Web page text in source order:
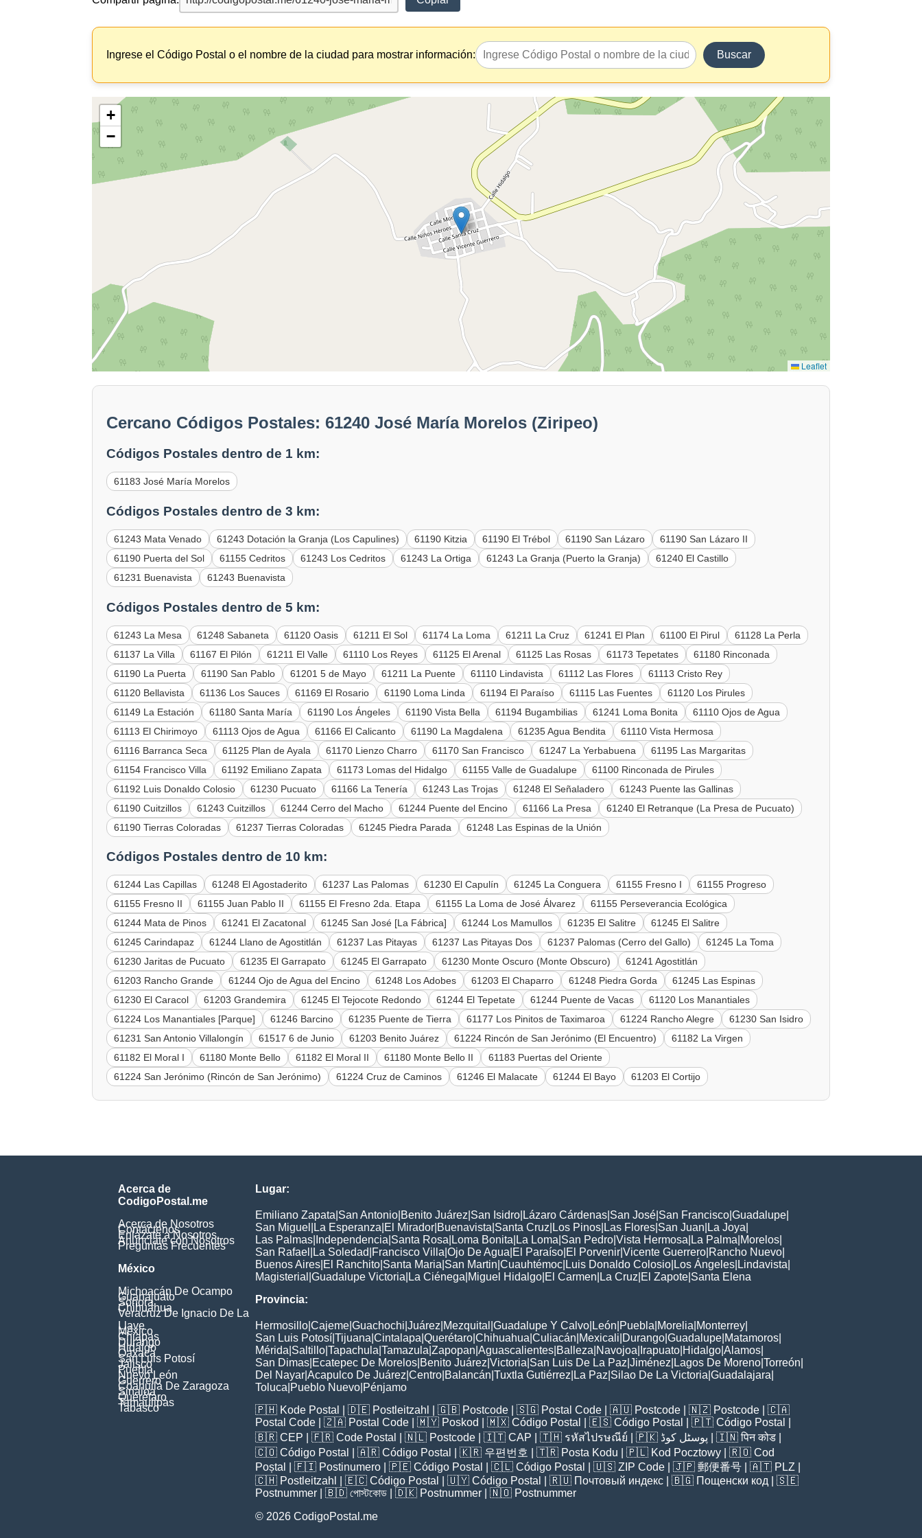
Ingrese el Código Postal o el nombre de la ciudad para mostrar información: Buscar
+
−
Leaflet
Cercano Códigos Postales: 61240 José María Morelos (Ziripeo)
Códigos Postales dentro de 1 km:
61183 José María Morelos
Códigos Postales dentro de 3 km:
61243 Mata Venado 61243 Dotación la Granja (Los Capulines) 61190 Kitzia 61190 El Trébol 61190 San Lázaro
61190 San Lázaro II
61190 Puerta del Sol
61155 Cedritos 61243 Los Cedritos 61243 La Ortiga 61243 La Granja (Puerto la Granja)
61240 El Castillo
61231 Buenavista
61243 Buenavista
Códigos Postales dentro de 5 km:
61243 La Mesa 61248 Sabaneta 61120 Oasis 61211 El Sol 61174 La Loma 61211 La Cruz 61241 El Plan 61100 El Pirul
61128 La Perla
61137 La Villa
61167 El Pilón 61211 El Valle 61110 Los Reyes 61125 El Arenal 61125 Las Rosas 61173 Tepetates
61180 Rinconada
61190 La Puerta
61190 San Pablo 61201 5 de Mayo 61211 La Puente 61110 Lindavista 61112 Las Flores
61113 Cristo Rey
61120 Bellavista
61136 Los Sauces 61169 El Rosario 61190 Loma Linda 61194 El Paraíso 61115 Las Fuentes
61120 Los Pirules
61149 La Estación
61180 Santa María 61190 Los Ángeles 61190 Vista Bella 61194 Bugambilias 61241 Loma Bonita
61110 Ojos de Agua
61113 El Chirimoyo
61113 Ojos de Agua 61166 El Calicanto 61190 La Magdalena 61235 Agua Bendita
61110 Vista Hermosa
61116 Barranca Seca
61125 Plan de Ayala 61170 Lienzo Charro 61170 San Francisco 61247 La Yerbabuena
61195 Las Margaritas
61154 Francisco Villa
61192 Emiliano Zapata 61173 Lomas del Hidalgo 61155 Valle de Guadalupe
61100 Rinconada de Pirules
61192 Luis Donaldo Colosio
61230 Pucuato 61166 La Tenería 61243 Las Trojas 61248 El Señaladero
61243 Puente las Gallinas
61190 Cuitzillos
61243 Cuitzillos 61244 Cerro del Macho 61244 Puente del Encino 61166 La Presa
61240 El Retranque (La Presa de Pucuato)
61190 Tierras Coloradas
61237 Tierras Coloradas 61245 Piedra Parada 61248 Las Espinas de la Unión
Códigos Postales dentro de 10 km:
61244 Las Capillas 61248 El Agostaderito 61237 Las Palomas 61230 El Capulín 61245 La Conguera 61155 Fresno I
61155 Progreso
61155 Fresno II
61155 Juan Pablo II 61155 El Fresno 2da. Etapa 61155 La Loma de José Álvarez
61155 Perseverancia Ecológica
61244 Mata de Pinos
61241 El Zacatonal 61245 San José [La Fábrica] 61244 Los Mamullos 61235 El Salitre
61245 El Salitre
61245 Carindapaz
61244 Llano de Agostitlán 61237 Las Pitayas 61237 Las Pitayas Dos 61237 Palomas (Cerro del Gallo)
61245 La Toma
61230 Jaritas de Pucuato
61235 El Garrapato 61245 El Garrapato 61230 Monte Oscuro (Monte Obscuro)
61241 Agostitlán
61203 Rancho Grande
61244 Ojo de Agua del Encino 61248 Los Adobes 61203 El Chaparro 61248 Piedra Gorda
61245 Las Espinas
61230 El Caracol
61203 Grandemira 61245 El Tejocote Redondo 61244 El Tepetate 61244 Puente de Vacas
61120 Los Manantiales
61224 Los Manantiales [Parque]
61246 Barcino 61235 Puente de Tierra 61177 Los Pinitos de Taximaroa 61224 Rancho Alegre
61230 San Isidro
61231 San Antonio Villalongín
61517 6 de Junio 61203 Benito Juárez 61224 Rincón de San Jerónimo (El Encuentro)
61182 La Virgen
61182 El Moral I
61180 Monte Bello 61182 El Moral II 61180 Monte Bello II
61183 Puertas del Oriente
61224 San Jerónimo (Rincón de San Jerónimo)
61224 Cruz de Caminos 61246 El Malacate 61244 El Bayo 61203 El Cortijo
Acerca de
CodigoPostal.me
Acerca de Nosotros
Contáctenos
Enlázate a Nosotros
Anúnciate con Nosotros
Preguntas Frecuentes
México
Michoacán De Ocampo
Guanajuato
Sonora
Chihuahua
Veracruz De Ignacio De La
Llave
México
Chiapas
Durango
Hidalgo
Oaxaca
San Luis Potosí
Jalisco
Puebla
Nuevo León
Guerrero
Coahuila De Zaragoza
Sinaloa
Querétaro
Tamaulipas
Tabasco
Lugar:
Emiliano Zapata San Antonio Benito Juárez San Isidro Lázaro Cárdenas San José San Francisco Guadalupe
San Miguel
La Esperanza El Mirador Buenavista Santa Cruz Los Pinos Las Flores San Juan La Joya
Las Palmas Independencia Santa Rosa Loma Bonita La Loma San Pedro Vista Hermosa La Palma Morelos
San Rafael
La Soledad Francisco Villa Ojo De Agua El Paraíso El Porvenir Vicente Guerrero Rancho Nuevo
Buenos Aires El Ranchito Santa Maria San Martin Cuauhtémoc Luis Donaldo Colosio Los Ángeles Lindavista
Magisterial Guadalupe Victoria La Ciénega Miguel Hidalgo El Carmen La Cruz El Zapote Santa Elena
Provincia:
Hermosillo Cajeme Guachochi Juárez Mezquital Guadalupe Y Calvo León Puebla Morelia Monterrey
San Luis Potosí Tijuana Cintalapa Querétaro Chihuahua Culiacán Mexicali Durango Guadalupe Matamoros
Mérida Saltillo Tapachula Tamazula Zapopan Aguascalientes Balleza Navojoa Irapuato Hidalgo Alamos
San Dimas Ecatepec De Morelos Benito Juárez Victoria San Luis De La Paz Jiménez Lagos De Moreno Torreón
Del Nayar Acapulco De Juárez Centro Balancán Tuxtla Gutiérrez La Paz Silao De La Victoria Guadalajara
Toluca Pueblo Nuevo Pénjamo
🇵🇭 Kode Postal | 🇩🇪 Postleitzahl | 🇬🇧 Postcode | 🇸🇬 Postal Code | 🇦🇺 Postcode | 🇳🇿 Postcode | 🇨🇦
Postal Code | 🇿🇦 Postal Code | 🇲🇾 Poskod | 🇲🇽 Código Postal | 🇪🇸 Código Postal | 🇵🇹 Código Postal
🇧🇷 CEP | 🇫🇷 Code Postal | 🇳🇱 Postcode | 🇮🇹 CAP | 🇹🇭 รหัสไปรษณีย์ | 🇵🇰 پوسٹل کوڈ | 🇮🇳पिन कोड
🇨🇴 Código Postal | 🇦🇷 Código Postal | 🇰🇷 우편번호 | 🇹🇷 Posta Kodu | 🇵🇱 Kod Pocztowy | 🇷🇴 Cod
Poștal
| 🇫🇮 Postinumero | 🇵🇪 Código Postal | 🇨🇱 Código Postal | 🇺🇸 ZIP Code | 🇯🇵 郵便番号 | 🇦🇹 PLZ
🇨🇭 Postleitzahl | 🇪🇨 Código Postal | 🇺🇾 Código Postal | 🇷🇺 Почтовый индекс | 🇧🇬 Пощенски код | 🇸🇪
Postnummer | 🇧🇩 পোস্টকোড | 🇩🇰 Postnummer | 🇳🇴 Postnummer
© 2026 CodigoPostal.me